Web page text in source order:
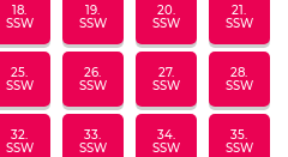
18.
SSW
19.
SSW
20.
SSW
21.
SSW
25.
SSW
26.
SSW
27.
SSW
28.
SSW
32.
SSW
33.
SSW
34.
SSW
35.
SSW